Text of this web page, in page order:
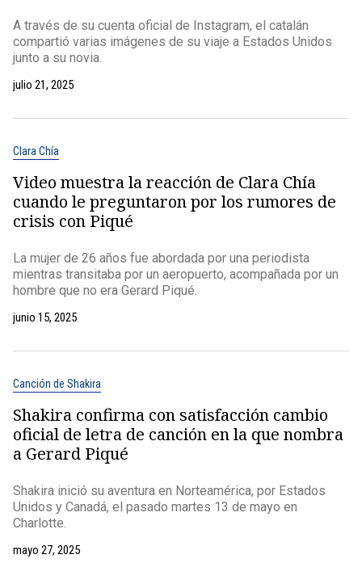
A través de su cuenta oficial de Instagram, el catalán
compartió varias imágenes de su viaje a Estados Unidos
junto a su novia.
julio 21, 2025
Clara Chía
Video muestra la reacción de Clara Chía
cuando le preguntaron por los rumores de
crisis con Piqué
La mujer de 26 años fue abordada por una periodista
mientras transitaba por un aeropuerto, acompañada por un
hombre que no era Gerard Piqué.
junio 15, 2025
Canción de Shakira
Shakira confirma con satisfacción cambio
oficial de letra de canción en la que nombra
a Gerard Piqué
Shakira inició su aventura en Norteamérica, por Estados
Unidos y Canadá, el pasado martes 13 de mayo en
Charlotte.
mayo 27, 2025